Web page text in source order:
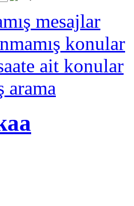
mesajlar
konular
ait konular
arama